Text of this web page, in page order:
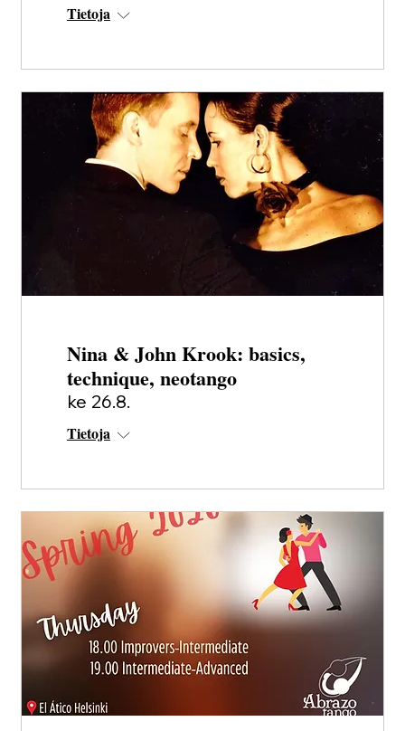
Tietoja
Nina & John Krook: basics,
technique, neotango
ke 26.8.
Tietoja